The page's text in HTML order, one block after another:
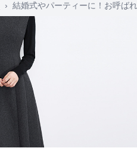
› 結婚式やパーティーに！お呼ば